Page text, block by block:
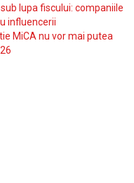
lupa fiscului: companiile
influencerii
MiCA nu vor mai putea